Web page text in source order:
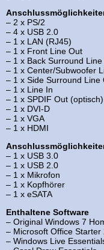
– 2 x PS/2
– 4 x USB 2.0
– 1 x LAN (RJ45)
– 1 x Front Line Out
– 1 x Back Surround Line
– 1 x Center/Subwoofer
– 1 x Side Surround Line
– 1 x Line In
– 1 x SPDIF Out (optisch)
– 1 x DVI-D
– 1 x VGA
– 1 x HDMI
– 1 x USB 3.0
– 1 x USB 2.0
– 1 x Mikrofon
– 1 x Kopfhörer
– 1 x eSATA
Enthaltene Software
– Original Windows 7
– Microsoft Office Starter
– Windows Live